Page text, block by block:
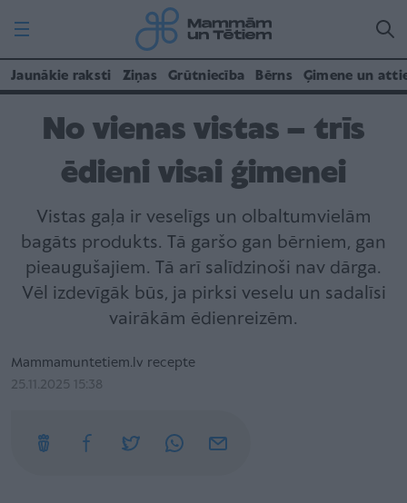
Jaunākie raksti Ziņas Grūtniecība Bērns Ģimene un
No vienas vistas – trīs
ēdieni visai ģimenei
Vistas gaļa ir veselīgs un olbaltumvielām
bagāts produkts. Tā garšo gan bērniem, gan
pieaugušajiem. Tā arī salīdzinoši nav dārga.
Vēl izdevīgāk būs, ja pirksi veselu un sadalīsi
vairākām ēdienreizēm.
Mammamuntetiem.lv recepte
25.11.2025 15:38